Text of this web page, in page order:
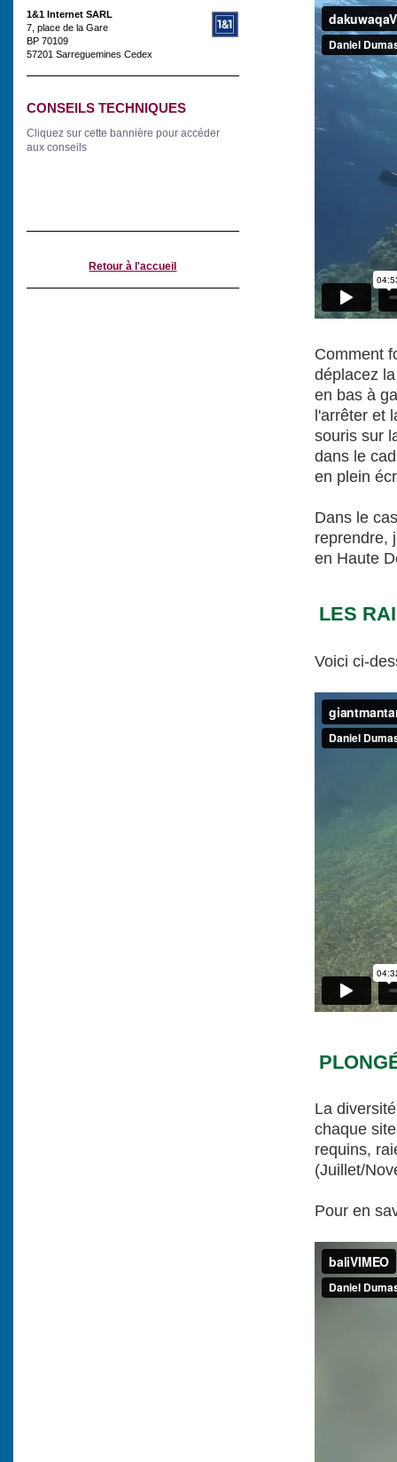
1&1 Internet SARL
7, place de la Gare
BP 70109
57201 Sarreguemines Cedex
CONSEILS TECHNIQUES
Cliquez sur cette bannière pour accéder
aux conseils
Retour à l'accueil
Comment
déplacez
en bas à
l'arrêter et
souris sur
dans le
en plein
Dans le
reprendre,
en Haute
LES
Voici ci-
La
chaque
requins,
(Juillet/
Pour en